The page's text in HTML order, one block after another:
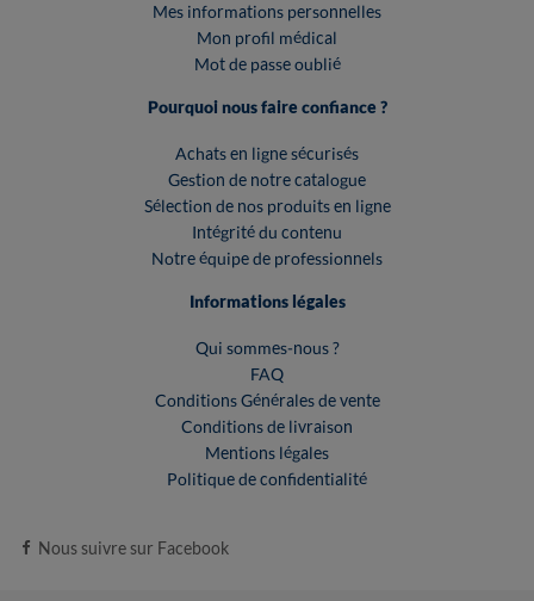
Mes informations personnelles
Mon profil médical
Mot de passe oublié
Pourquoi nous faire confiance ?
Achats en ligne sécurisés
Gestion de notre catalogue
Sélection de nos produits en ligne
Intégrité du contenu
Notre équipe de professionnels
Informations légales
Qui sommes-nous ?
FAQ
Conditions Générales de vente
Conditions de livraison
Mentions légales
Politique de confidentialité
Nous suivre sur Facebook